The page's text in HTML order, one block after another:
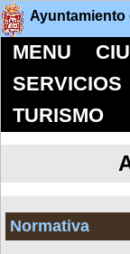
Ayuntamiento
MENU
SERVICIOS
TURISMO
Normativa